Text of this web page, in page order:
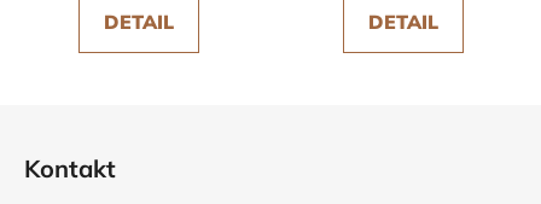
DETAIL DETAIL
Kontakt